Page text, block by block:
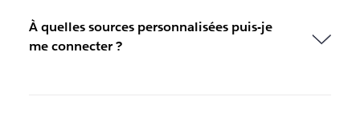
À quelles sources personnalisées puis-je
me connecter ?